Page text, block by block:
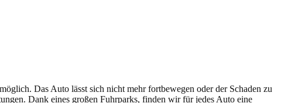
Das Auto lässt sich nicht mehr fortbewegen oder der Schaden zu
Dank eines großen Fuhrparks, finden wir für jedes Auto eine